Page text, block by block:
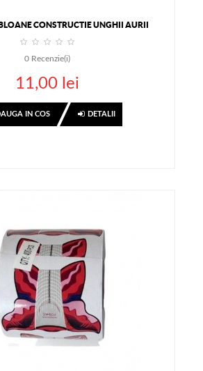
CONSTRUCTIE UNGHII AURII
0 Recenzie(i)
11,00 lei
IN COS DETALII